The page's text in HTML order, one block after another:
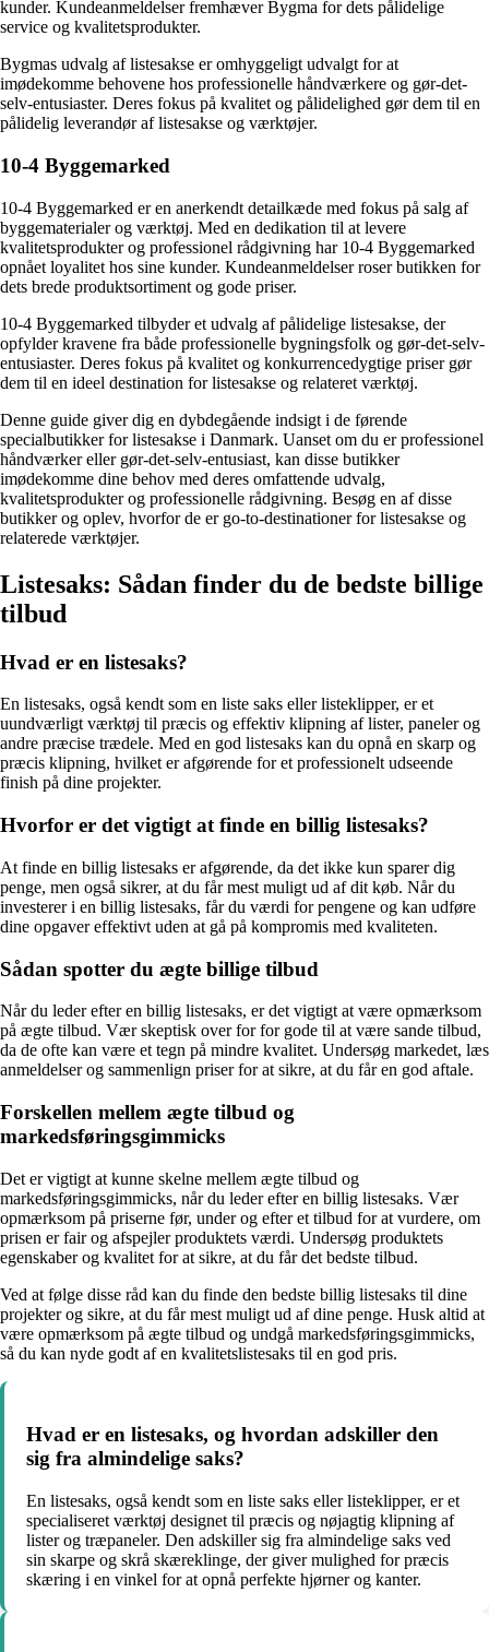
kunder. Kundeanmeldelser fremhæver Bygma for dets pålidelige
service og kvalitetsprodukter.
Bygmas udvalg af listesakse er omhyggeligt udvalgt for at
imødekomme behovene hos professionelle håndværkere og gør-det-
selv-entusiaster. Deres fokus på kvalitet og pålidelighed gør dem til en
pålidelig leverandør af listesakse og værktøjer.
10-4 Byggemarked
10-4 Byggemarked er en anerkendt detailkæde med fokus på salg af
byggematerialer og værktøj. Med en dedikation til at levere
kvalitetsprodukter og professionel rådgivning har 10-4 Byggemarked
opnået loyalitet hos sine kunder. Kundeanmeldelser roser butikken for
dets brede produktsortiment og gode priser.
10-4 Byggemarked tilbyder et udvalg af pålidelige listesakse, der
opfylder kravene fra både professionelle bygningsfolk og gør-det-selv-
entusiaster. Deres fokus på kvalitet og konkurrencedygtige priser gør
dem til en ideel destination for listesakse og relateret værktøj.
Denne guide giver dig en dybdegående indsigt i de førende
specialbutikker for listesakse i Danmark. Uanset om du er professionel
håndværker eller gør-det-selv-entusiast, kan disse butikker
imødekomme dine behov med deres omfattende udvalg,
kvalitetsprodukter og professionelle rådgivning. Besøg en af disse
butikker og oplev, hvorfor de er go-to-destinationer for listesakse og
relaterede værktøjer.
Listesaks: Sådan finder du de bedste billige
tilbud
Hvad er en listesaks?
En listesaks, også kendt som en liste saks eller listeklipper, er et
uundværligt værktøj til præcis og effektiv klipning af lister, paneler og
andre præcise trædele. Med en god listesaks kan du opnå en skarp og
præcis klipning, hvilket er afgørende for et professionelt udseende
finish på dine projekter.
Hvorfor er det vigtigt at finde en billig listesaks?
At finde en billig listesaks er afgørende, da det ikke kun sparer dig
penge, men også sikrer, at du får mest muligt ud af dit køb. Når du
investerer i en billig listesaks, får du værdi for pengene og kan udføre
dine opgaver effektivt uden at gå på kompromis med kvaliteten.
Sådan spotter du ægte billige tilbud
Når du leder efter en billig listesaks, er det vigtigt at være opmærksom
på ægte tilbud. Vær skeptisk over for for gode til at være sande tilbud,
da de ofte kan være et tegn på mindre kvalitet. Undersøg markedet, læs
anmeldelser og sammenlign priser for at sikre, at du får en god aftale.
Forskellen mellem ægte tilbud og
markedsføringsgimmicks
Det er vigtigt at kunne skelne mellem ægte tilbud og
markedsføringsgimmicks, når du leder efter en billig listesaks. Vær
opmærksom på priserne før, under og efter et tilbud for at vurdere, om
prisen er fair og afspejler produktets værdi. Undersøg produktets
egenskaber og kvalitet for at sikre, at du får det bedste tilbud.
Ved at følge disse råd kan du finde den bedste billig listesaks til dine
projekter og sikre, at du får mest muligt ud af dine penge. Husk altid at
være opmærksom på ægte tilbud og undgå markedsføringsgimmicks,
så du kan nyde godt af en kvalitetslistesaks til en god pris.
Hvad er en listesaks, og hvordan adskiller den
sig fra almindelige saks?
En listesaks, også kendt som en liste saks eller listeklipper, er et
specialiseret værktøj designet til præcis og nøjagtig klipning af
lister og træpaneler. Den adskiller sig fra almindelige saks ved
sin skarpe og skrå skæreklinge, der giver mulighed for præcis
skæring i en vinkel for at opnå perfekte hjørner og kanter.